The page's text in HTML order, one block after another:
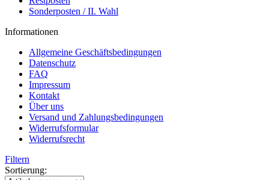
Sonderposten / II. Wahl
Informationen
Allgemeine Geschäftsbedingungen
Datenschutz
FAQ
Impressum
Kontakt
Über uns
Versand und Zahlungsbedingungen
Widerrufsformular
Widerrufsrecht
Filtern
Sortierung: